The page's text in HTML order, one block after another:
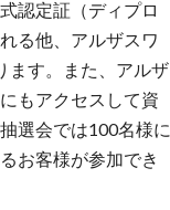
認定証（ディプロ
る他、アルザスワ
ます。また、アルザ
もアクセスして資
選会では100名様に
お客様が参加でき